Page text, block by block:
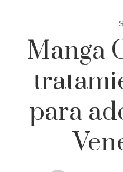
Manga
para